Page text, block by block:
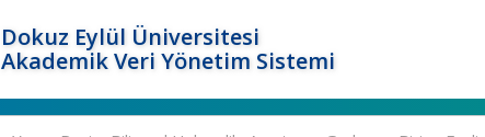
Dokuz Eylül Üniversitesi
Akademik Veri Yönetim Sistemi